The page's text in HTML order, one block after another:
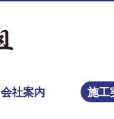
会社案内 施工